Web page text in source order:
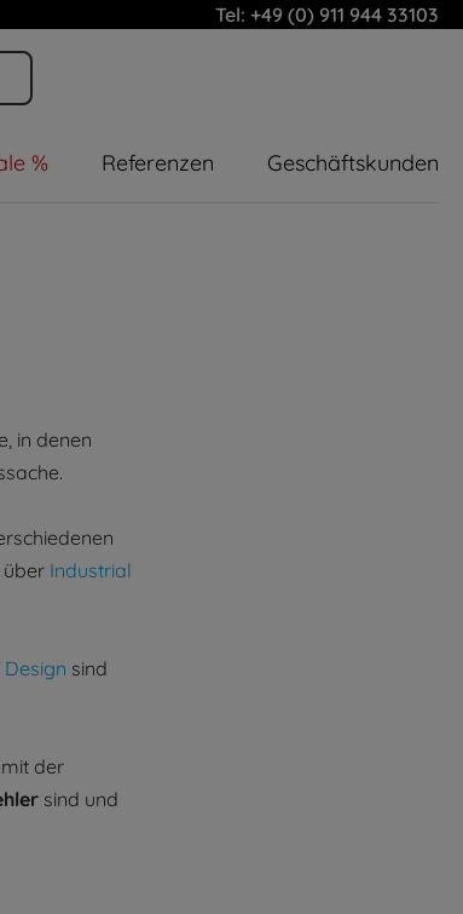
Tel: +49 (0) 911 944 33103
% Referenzen Geschäftskunden
in denen
über Industrial
sind
der
sind und